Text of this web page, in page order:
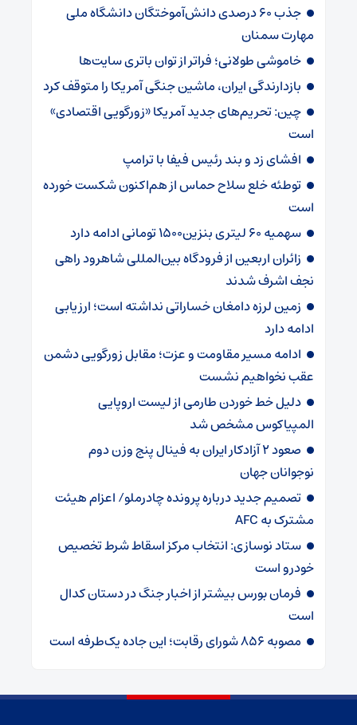
جذب ۶۰ درصدی دانش‌آموختگان دانشگاه ملی
مهارت سمنان
خاموشی طولانی؛ فراتر از توان باتری سایت‌ها
بازدارندگی ایران، ماشین جنگی آمریکا را متوقف کرد
چین: تحریم‌های جدید آمریکا «زورگویی اقتصادی»
است
افشای زد و بند رئیس فیفا با ترامپ
توطئه خلع سلاح حماس از هم‌اکنون شکست خورده
است
سهمیه ۶۰ لیتری بنزین۱۵۰۰ تومانی ادامه دارد
زائران اربعین از فرودگاه بین‌المللی شاهرود راهی
نجف اشرف شدند
زمین لرزه دامغان خساراتی نداشته است؛ ارزیابی
ادامه دارد
ادامه مسیر مقاومت و عزت؛ مقابل زورگویی دشمن
عقب نخواهیم نشست
دلیل خط خوردن طارمی از لیست اروپایی
المپیاکوس مشخص شد
صعود ۲ آزادکار ایران به فینال پنج وزن دوم
نوجوانان جهان
تصمیم جدید درباره پرونده چادرملو/ اعزام هیئت
مشترک به AFC
ستاد نوسازی: انتخاب مرکز اسقاط شرط تخصیص
خودرو است
فرمان بورس بیشتر از اخبار جنگ در دستان کدال
است
مصوبه ۸۵۶ شورای رقابت؛ این جاده یک‌طرفه است